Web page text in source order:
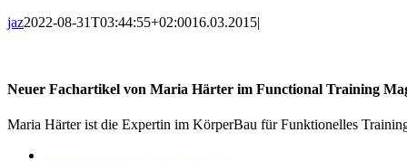
jaz2022-08-31T03:44:55+02:0016.03.2015|
Neuer Fachartikel von Maria Härter im Functional Training
Maria Härter ist die Expertin im KörperBau für Funktionelles